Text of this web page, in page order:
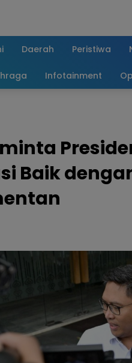
Daerah Peristiwa
Infotainment
Baik